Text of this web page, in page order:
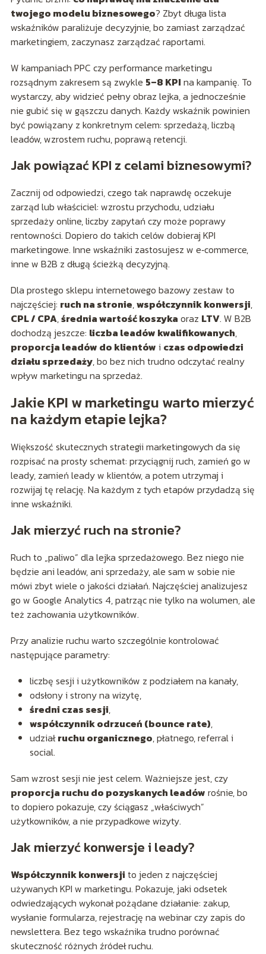
twojego modelu biznesowego? Zbyt długa lista
wskaźników paraliżuje decyzyjnie, bo zamiast zarządzać
marketingiem, zaczynasz zarządzać raportami.
W kampaniach PPC czy performance marketingu
rozsądnym zakresem są zwykle 5–8 KPI na kampanię. To
wystarczy, aby widzieć pełny obraz lejka, a jednocześnie
nie gubić się w gąszczu danych. Każdy wskaźnik powinien
być powiązany z konkretnym celem: sprzedażą, liczbą
leadów, wzrostem ruchu, poprawą retencji.
Jak powiązać KPI z celami biznesowymi?
Zacznij od odpowiedzi, czego tak naprawdę oczekuje
zarząd lub właściciel: wzrostu przychodu, udziału
sprzedaży online, liczby zapytań czy może poprawy
rentowności. Dopiero do takich celów dobieraj KPI
marketingowe. Inne wskaźniki zastosujesz w e‑commerce,
inne w B2B z długą ścieżką decyzyjną.
Dla prostego sklepu internetowego bazowy zestaw to
najczęściej: ruch na stronie,współczynnik konwersji,
CPL / CPA,średnia wartość koszyka oraz LTV. W B2B
dochodzą jeszcze: liczba leadów kwalifikowanych,
proporcja leadów do klientów i czas odpowiedzi
działu sprzedaży, bo bez nich trudno odczytać realny
wpływ marketingu na sprzedaż.
Jakie KPI w marketingu warto mierzyć
na każdym etapie lejka?
Większość skutecznych strategii marketingowych da się
rozpisać na prosty schemat: przyciągnij ruch, zamień go w
leady, zamień leady w klientów, a potem utrzymaj i
rozwijaj tę relację. Na każdym z tych etapów przydadzą się
inne wskaźniki.
Jak mierzyć ruch na stronie?
Ruch to „paliwo” dla lejka sprzedażowego. Bez niego nie
będzie ani leadów, ani sprzedaży, ale sam w sobie nie
mówi zbyt wiele o jakości działań. Najczęściej analizujesz
go w Google Analytics 4, patrząc nie tylko na wolumen, ale
też zachowania użytkowników.
Przy analizie ruchu warto szczególnie kontrolować
następujące parametry:
liczbę sesji i użytkowników z podziałem na kanały,
odsłony i strony na wizytę,
średni czas sesji,
współczynnik odrzuceń (bounce rate),
udziałruchu organicznego, płatnego, referral i
social.
Sam wzrost sesji nie jest celem. Ważniejsze jest, czy
proporcja ruchu do pozyskanych leadów rośnie, bo
to dopiero pokazuje, czy ściągasz „właściwych”
użytkowników, a nie przypadkowe wizyty.
Jak mierzyć konwersje i leady?
Współczynnik konwersji to jeden z najczęściej
używanych KPI w marketingu. Pokazuje, jaki odsetek
odwiedzających wykonał pożądane działanie: zakup,
wysłanie formularza, rejestrację na webinar czy zapis do
newslettera. Bez tego wskaźnika trudno porównać
skuteczność różnych źródeł ruchu.